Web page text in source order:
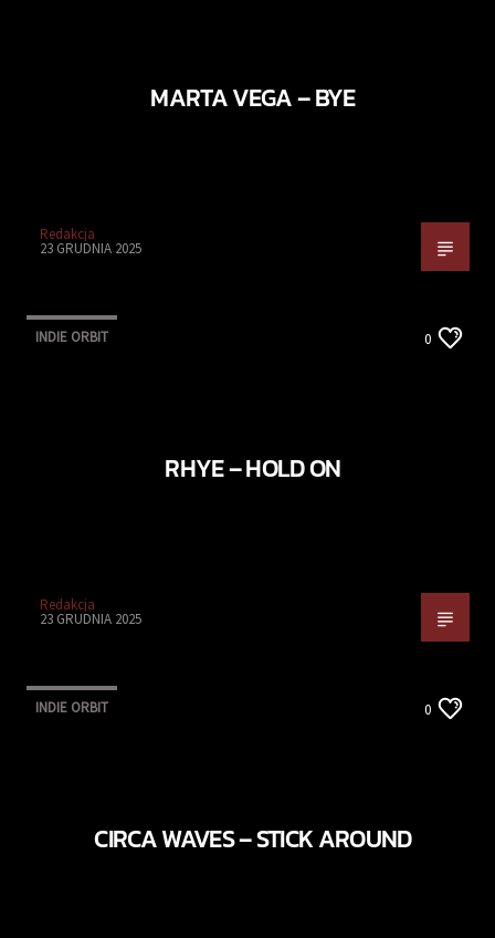
MARTA VEGA – BYE
Redakcja
23 GRUDNIA 2025
INDIE ORBIT 0
RHYE – HOLD ON
Redakcja
23 GRUDNIA 2025
INDIE ORBIT 0
CIRCA WAVES – STICK AROUND